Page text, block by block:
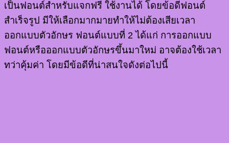
เป็นฟอนต์สำหรับแจกฟรี ใช้งานได้ โดยข้อดีฟอนต์
สำเร็จรูป มีให้เลือกมากมายทำให้ไม่ต้องเสียเวลา
ออกแบบตัวอักษร ฟอนต์แบบที่ 2 ได้แก่ การออกแบบ
ฟอนต์หรือออกแบบตัวอักษรขึ้นมาใหม่ อาจต้องใช้เวลา
ทว่าคุ้มค่า โดยมีข้อดีที่น่าสนใจดังต่อไปนี้